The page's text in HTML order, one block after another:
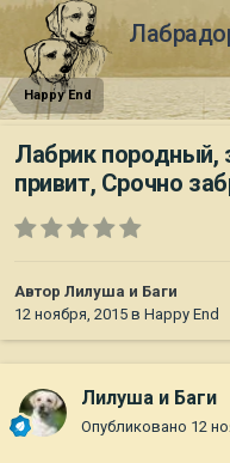
Happy End
Лабрик породный,
привит, Срочно
Автор Лилуша и Баги
12 ноября, 2015 в Happy End
Лилуша и Баги
Опубликовано 12